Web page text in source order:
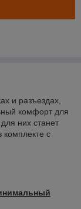
и разъездах,
комфорт для
них станет
комплекте с